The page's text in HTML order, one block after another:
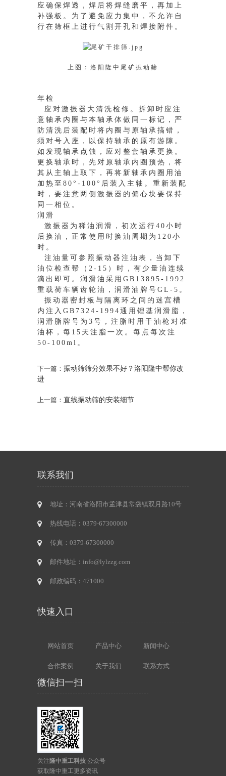
应确保焊透，焊后将焊缝磨平，再加上
补强板。为了避免应力集中，不允许自
行在筛框上进行气割开孔和焊接附件。
上图：洛阳隆中尾矿振动筛
年检
应对激振器大清洗检修。拆卸时应注
意轴承内圈与本轴承体做同一标记，严
防清洗后装配时将内圈与原轴承搞错，
须对号入座，以保持轴承的原有游隙。
如发现轴承点蚀，应对整套轴承更换。
更换轴承时，先对原轴承内圈预热，将
其从主轴上取下，再将新轴承内圈用油
加热至80°-100°后装入主轴。重新装配
时，要注意两侧激振器的偏心块要保持
同一相位。
润滑
激振器为稀油润滑，初次运行40小时
后换油，正常使用时换油周期为120小
时。
注油量可参照振动器注油表，当卸下
油位检查帮（2-15）时，有少量油连续
滴出即可。润滑油采用GB13895-1992
重载荷车辆齿轮油，润滑油牌号GL-5。
振动器密封板与隔离环之间的迷宫槽
内注入GB7324-1994通用锂基润滑脂，
润滑脂牌号为3号，注脂时用干油枪对准
油杯，每15天注脂一次。每点每次注
50-100ml。
下一篇： 振动筛筛分效果不好？洛阳隆中帮你改
进
上一篇： 直线振动筛的安装细节
联系我们
地址：河南省洛阳市孟津县常袋镇双月路10号
热线电话：0379-67300000
传真：0379-67300000
邮件地址：info@lylzzg.com
邮政编码：471000
快速入口
网站首页 产品中心 新闻中心
合作案例 关于我们 联系方式
微信扫一扫
关注 隆中重工科技 公众号
获取隆中重工更多资讯